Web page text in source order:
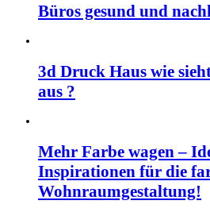
Büros gesund und
3d Druck Haus wie
aus ?
Mehr Farbe wagen –
Inspirationen für die
Wohnraumgestaltung!